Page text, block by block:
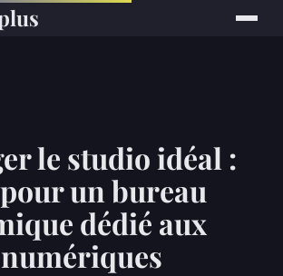
le studio idéal :
un bureau
dédié aux